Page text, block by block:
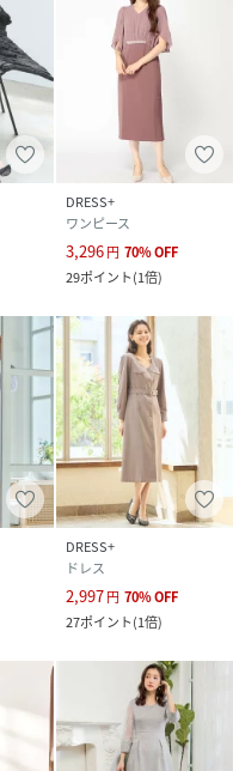
DRESS+
ワンピース
3,296円 70%OFF
29ポイント(1倍)
DRESS+
ドレス
2,997円 70%OFF
27ポイント(1倍)